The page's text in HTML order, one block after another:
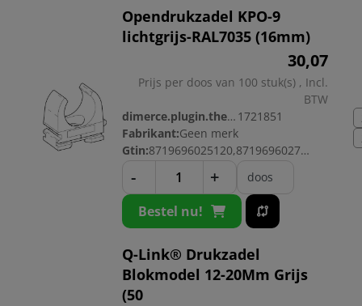
Opendrukzadel KPO-9
lichtgrijs-RAL7035 (16mm)
30,07
Prijs per doos van 100 stuk(s) , Incl.
BTW
dimerce.plugin.theme.productnr: 1721851
Fabrikant:Geen merk
Gtin:
8719696025120,8719696027544
- + doos
Bestel nu!
Q-Link® Drukzadel
Blokmodel 12-20Mm Grijs
(50